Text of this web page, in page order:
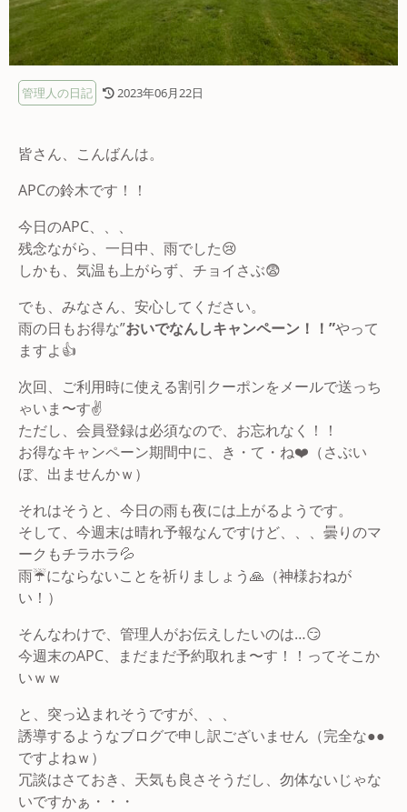
管理人の日記 2023年06月22日
皆さん、こんばんは。
APCの鈴木です！！
今日のAPC、、、
残念ながら、一日中、雨でした😢
しかも、気温も上がらず、チョイさぶ😨
でも、みなさん、安心してください。
雨の日もお得な”おいでなんしキャンペーン！！”やって
ますよ👍
次回、ご利用時に使える割引クーポンをメールで送っち
ゃいま〜す✌️
ただし、会員登録は必須なので、お忘れなく！！
お得なキャンペーン期間中に、き・て・ね❤️（さぶい
ぼ、出ませんかｗ）
それはそうと、今日の雨も夜には上がるようです。
そして、今週末は晴れ予報なんですけど、、、曇りのマ
ークもチラホラ💦
雨☔にならないことを祈りましょう🙏（神様おねが
い！）
そんなわけで、管理人がお伝えしたいのは…😏
今週末のAPC、まだまだ予約取れま〜す！！ってそこか
いｗｗ
と、突っ込まれそうですが、、、
誘導するようなブログで申し訳ございません（完全な●●
ですよねｗ）
冗談はさておき、天気も良さそうだし、勿体ないじゃな
いですかぁ・・・